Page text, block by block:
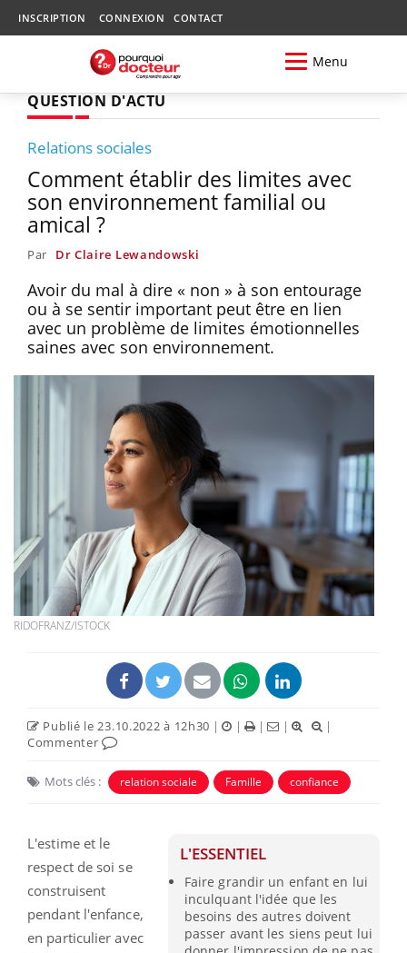
INSCRIPTION CONNEXION CONTACT
Menu
QUESTION D'ACTU
Relations sociales
Comment établir des limites avec
son environnement familial ou
amical ?
Par Dr Claire Lewandowski
Avoir du mal à dire « non » à son entourage
ou à se sentir important peut être en lien
avec un problème de limites émotionnelles
saines avec son environnement.
RIDOFRANZ/ISTOCK
Publié le 23.10.2022 à 12h30 | | | |
|
Commenter
Mots clés : relation sociale Famille confiance
L'ESSENTIEL
Faire grandir un enfant en lui
inculquant l'idée que les
besoins des autres doivent
passer avant les siens peut lui
L'estime et le
respect de soi se
construisent
pendant l'enfance,
en particulier avec